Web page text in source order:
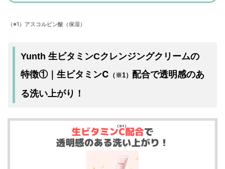
（※1）アスコルビン酸（保湿）
Yunth 生ビタミンCクレンジングクリームの
特徴①｜生ビタミンC （※1） 配合で透明感のあ
る洗い上がり！